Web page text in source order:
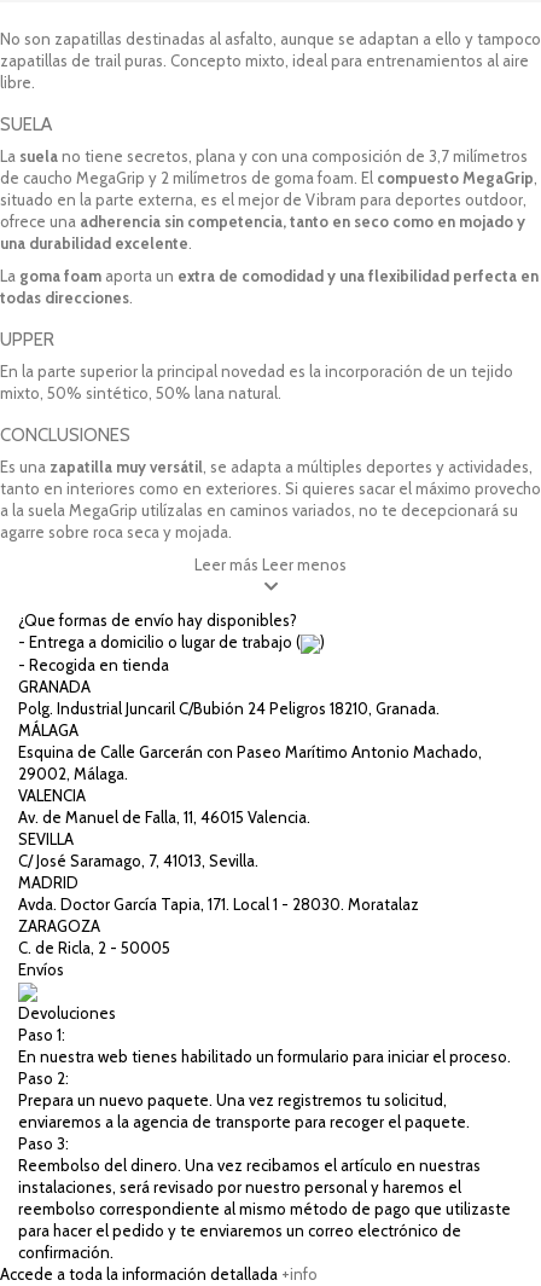
No son zapatillas destinadas al asfalto, aunque se adaptan a ello y tampoco
zapatillas de trail puras. Concepto mixto, ideal para entrenamientos al aire
libre.
SUELA
La suelano tiene secretos, plana y con una composición de 3,7 milímetros
de caucho MegaGrip y 2 milímetros de goma foam. El compuesto MegaGrip
situado en la parte externa, es el mejor de Vibram para deportes outdoor,
ofrece una adherencia sin competencia, tanto en seco como en mojado y
una durabilidad excelente
La goma foam aporta un extra de comodidad y una flexibilidad perfecta en
todas direcciones
UPPER
En la parte superior la principal novedad es la incorporación de un tejido
mixto, 50% sintético, 50% lana natural.
CONCLUSIONES
Es una zapatilla muy versátil , se adapta a múltiples deportes y actividades,
tanto en interiores como en exteriores. Si quieres sacar el máximo provecho
a la suela MegaGrip utilízalas en caminos variados, no te decepcionará su
agarre sobre roca seca y mojada.
Leer más Leer menos
¿Que formas de envío hay disponibles?
- Entrega a domicilio o lugar de trabajo (
)
- Recogida en tienda
GRANADA
Polg. Industrial Juncaril C/Bubión 24 Peligros 18210, Granada.
MÁLAGA
Esquina de Calle Garcerán con Paseo Marítimo Antonio Machado,
29002, Málaga.
VALENCIA
Av. de Manuel de Falla, 11, 46015 Valencia.
SEVILLA
C/ José Saramago, 7, 41013, Sevilla.
MADRID
Avda. Doctor García Tapia, 171. Local 1 - 28030. Moratalaz
ZARAGOZA
C. de Ricla, 2 - 50005
Envíos
Devoluciones
Paso 1:
En nuestra web tienes habilitado un formulario para iniciar el proceso.
Paso 2:
Prepara un nuevo paquete. Una vez registremos tu solicitud,
enviaremos a la agencia de transporte para recoger el paquete.
Paso 3:
Reembolso del dinero. Una vez recibamos el artículo en nuestras
instalaciones, será revisado por nuestro personal y haremos el
reembolso correspondiente al mismo método de pago que utilizaste
para hacer el pedido y te enviaremos un correo electrónico de
confirmación.
Accede a toda la información detallada +info